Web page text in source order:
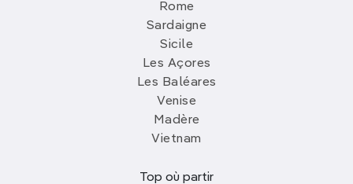
Rome
Sardaigne
Sicile
Les Açores
Les Baléares
Venise
Madère
Vietnam
Top où partir